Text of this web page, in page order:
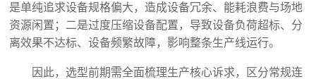
是单纯追求设备规格偏大，造成设备冗余、能耗浪费与场地
资源闲置；二是过度压缩设备配置，导致设备负荷超标、分
离效果不达标、设备频繁故障，影响整条生产线运行。
因此，选型前期需全面梳理生产核心诉求，区分常规连